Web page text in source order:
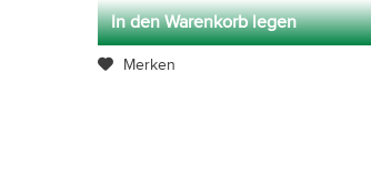
In den Warenkorb legen
Merken